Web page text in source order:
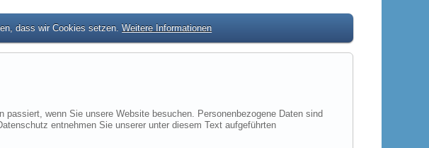
dass wir Cookies setzen.Weitere Informationen
wenn Sie unsere Website besuchen. Personenbezogene Daten sind
entnehmen Sie unserer unter diesem Text aufgeführten